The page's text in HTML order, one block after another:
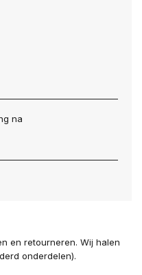
na
en retourneren. Wij halen
onderdelen).